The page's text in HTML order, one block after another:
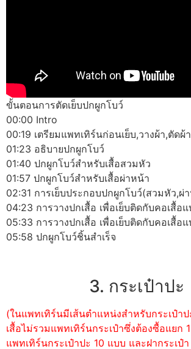
ขั้นตอนการตัดเย็บปกผูกโบว์
00:00 Intro
00:19 เตรียมแพทเทิร์นก่อนเย็บ,วางผ้า,ตัดผ้า
01:23 อธิบายปกผูกโบว์
01:40 ปกผูกโบว์สำหรับเสื้อสวมหัว
01:57 ปกผูกโบว์สำหรับเสื้อผ่าหน้า
02:31 การเย็บประกอบปกผูกโบว์(สวมหัว,ผ่
04:23 การวางปกเสื้อ เพื่อเย็บติดกับคอเสื้อ
05:33 การวางปกเสื้อ เพื่อเย็บติดกับคอเสื้อ
05:58 ปกผูกโบว์ชิ้นสำเร็จ
3. กระเป๋าปะ
(ในแพทเทิร์นมีเส้นตำแหน่งสำหรับกระเป๋า
เสื้อไม่รวมแพทเทิร์นกระเป๋าซึ่งต้องซื้อแยก
แพทเทิร์นกระเป๋าปะ 10 แบบ และฝากระเป๋